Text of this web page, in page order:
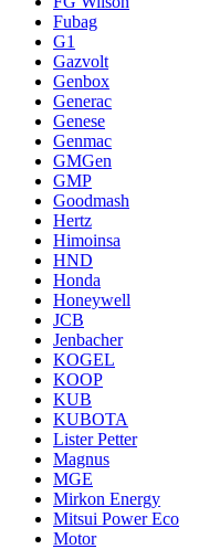
Fubag
G1
Gazvolt
Genbox
Generac
Genese
Genmac
GMGen
GMP
Goodmash
Hertz
Himoinsa
HND
Honda
Honeywell
JCB
Jenbacher
KOGEL
KOOP
KUB
KUBOTA
Lister Petter
Magnus
MGE
Mirkon Energy
Mitsui Power Eco
Motor